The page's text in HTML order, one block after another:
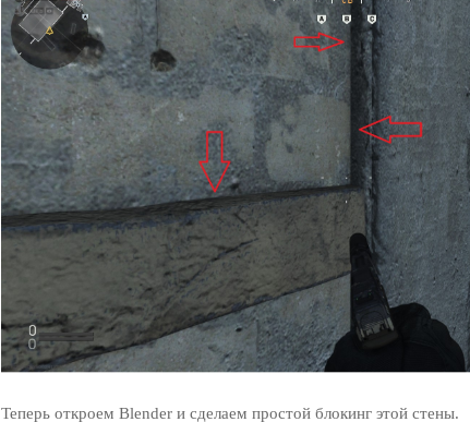
Теперь откроем Blender и сделаем простой блокинг этой стены.